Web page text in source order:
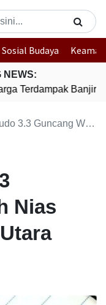
Sosial Budaya
NEWS:
Terdampak Banjir
Nias Utara, Sumatera Utara
Nias